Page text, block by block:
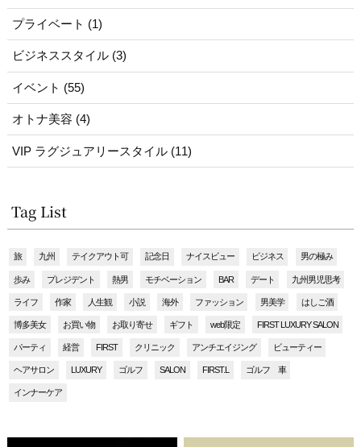
プライベート (1)
ビジネススタイル (3)
イベント (55)
オトナ美容 (4)
VIP ラグジュアリースタイル (11)
Tag List
旅 九州 テイクアウト可 記念日 ナイスビュー ビジネス 男の極み
歩み プレジデント 熱男 モチベーション BAR デート 九州男児思考
ライフ 作家 人生観 小説 海外 ファッション 男美学 はしご酒
博多美女 お買い物 お取り寄せ ギフト web限定 FIRST LUXURY SALON
パーティ 経営 FIRST クリニック アンチエイジング ビューティー
ヘアサロン LUXURY ゴルフ SALON FIRST.L ゴルフ 車
インナーケア